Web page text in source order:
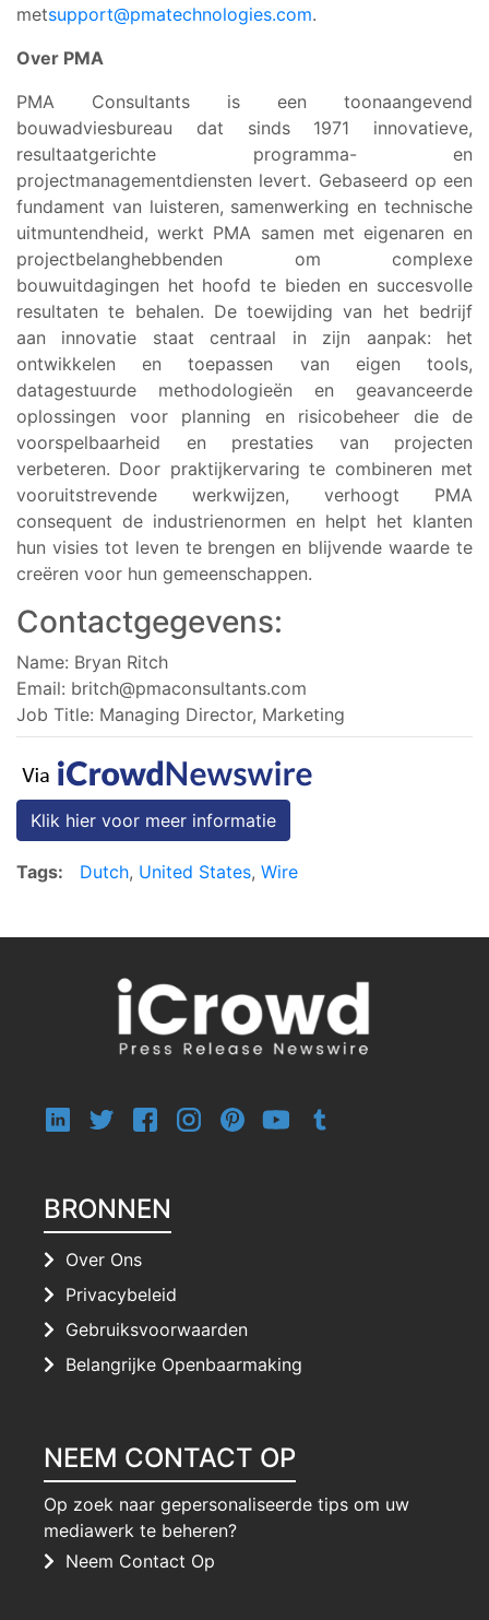
metsupport@pmatechnologies.com.
Over PMA
PMA Consultants is een toonaangevend
bouwadviesbureau dat sinds 1971 innovatieve,
resultaatgerichte programma- en
projectmanagementdiensten levert. Gebaseerd op een
fundament van luisteren, samenwerking en technische
uitmuntendheid, werkt PMA samen met eigenaren en
projectbelanghebbenden om complexe
bouwuitdagingen het hoofd te bieden en succesvolle
resultaten te behalen. De toewijding van het bedrijf
aan innovatie staat centraal in zijn aanpak: het
ontwikkelen en toepassen van eigen tools,
datagestuurde methodologieën en geavanceerde
oplossingen voor planning en risicobeheer die de
voorspelbaarheid en prestaties van projecten
verbeteren. Door praktijkervaring te combineren met
vooruitstrevende werkwijzen, verhoogt PMA
consequent de industrienormen en helpt het klanten
hun visies tot leven te brengen en blijvende waarde te
creëren voor hun gemeenschappen.
Contactgegevens:
Name: Bryan Ritch
Email: britch@pmaconsultants.com
Job Title: Managing Director, Marketing
Klik hier voor meer informatie
Tags: Dutch, United States, Wire
BRONNEN
Over Ons
Privacybeleid
Gebruiksvoorwaarden
Belangrijke Openbaarmaking
NEEM CONTACT OP
Op zoek naar gepersonaliseerde tips om uw
mediawerk te beheren?
Neem Contact Op